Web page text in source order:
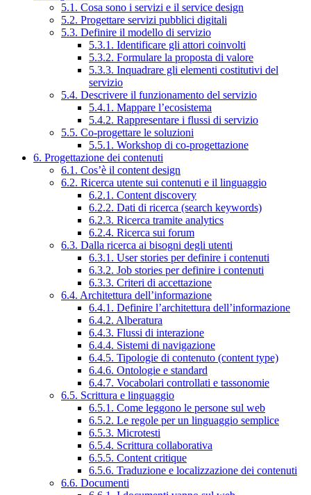
5.1. Cosa sono i servizi e il service design
5.2. Progettare servizi pubblici digitali
5.3. Definire il modello di servizio
5.3.1. Identificare gli attori coinvolti
5.3.2. Formulare la proposta di valore
5.3.3. Inquadrare gli elementi costitutivi del
servizio
5.4. Descrivere il funzionamento del servizio
5.4.1. Mappare l’ecosistema
5.4.2. Rappresentare i flussi di servizio
5.5. Co-progettare le soluzioni
5.5.1. Workshop di co-progettazione
6. Progettazione dei contenuti
6.1. Cos’è il content design
6.2. Ricerca utente sui contenuti e il linguaggio
6.2.1. Content discovery
6.2.2. Dati di ricerca (search keywords)
6.2.3. Ricerca tramite analytics
6.2.4. Ricerca sui forum
6.3. Dalla ricerca ai bisogni degli utenti
6.3.1. User stories per definire i contenuti
6.3.2. Job stories per definire i contenuti
6.3.3. Criteri di accettazione
6.4. Architettura dell’informazione
6.4.1. Definire l’architettura dell’informazione
6.4.2. Alberatura
6.4.3. Flussi di interazione
6.4.4. Sistemi di navigazione
6.4.5. Tipologie di contenuto (content type)
6.4.6. Ontologie e standard
6.4.7. Vocabolari controllati e tassonomie
6.5. Scrittura e linguaggio
6.5.1. Come leggono le persone sul web
6.5.2. Le regole per un linguaggio semplice
6.5.3. Microtesti
6.5.4. Scrittura collaborativa
6.5.5. Content critique
6.5.6. Traduzione e localizzazione dei contenuti
6.6. Documenti